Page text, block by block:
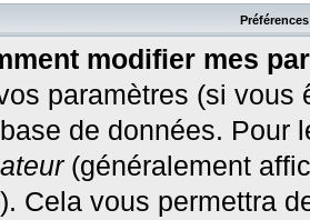
modifier mes
paramètres (si
de données. Pour
(généralement
Cela vous permettra